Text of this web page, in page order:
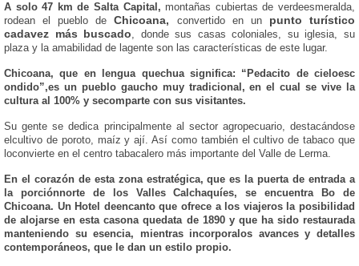
A solo 47 km de Salta Capital, montañas cubiertas de verdeesmeralda,
rodean el pueblo deChicoana, convertido en un punto turístico
cadavez más buscado, donde sus casas coloniales, su iglesia, su
plaza y la amabilidad de lagente son las características de este lugar.
Chicoana, que en lengua quechua significa: “Pedacito de cieloesc
ondido”,es un pueblo gaucho muy tradicional, en el cual se vive la
cultura al 100% y secomparte con sus visitantes.
Su gente se dedica principalmente al sector agropecuario, destacándose
elcultivo de poroto, maíz y ají. Así como también el cultivo de tabaco que
loconvierte en el centro tabacalero más importante del Valle de Lerma.
En el corazón de esta zona estratégica, que es la puerta de entrada a
la porciónnorte de los Valles Calchaquíes, se encuentra Bo de
Chicoana. Un Hotel deencanto que ofrece a los viajeros la posibilidad
de alojarse en esta casona quedata de 1890 y que ha sido restaurada
manteniendo su esencia, mientras incorporalos avances y detalles
contemporáneos, que le dan un estilo propio.